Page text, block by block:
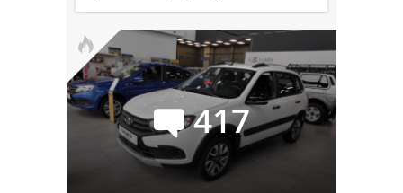
417